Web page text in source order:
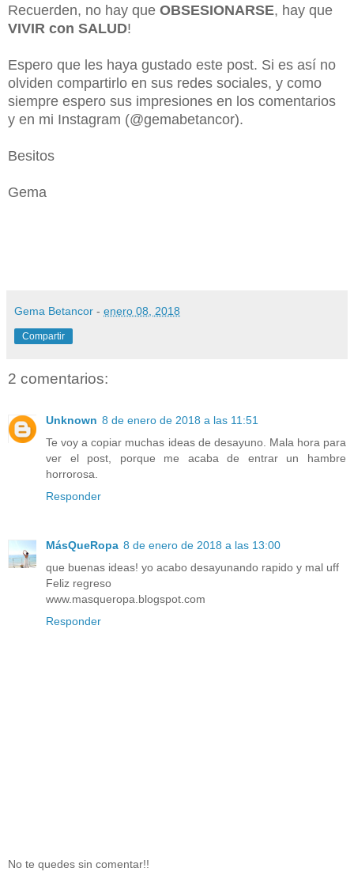
Recuerden, no hay que OBSESIONARSE, hay que
VIVIR con SALUD!
Espero que les haya gustado este post. Si es así no
olviden compartirlo en sus redes sociales, y como
siempre espero sus impresiones en los comentarios
y en mi Instagram (@gemabetancor).
Besitos
Gema
Gema Betancor - enero 08, 2018
Compartir
2 comentarios:
Unknown 8 de enero de 2018 a las 11:51
Te voy a copiar muchas ideas de desayuno. Mala hora para
ver el post, porque me acaba de entrar un hambre
horrorosa.
Responder
MásQueRopa 8 de enero de 2018 a las 13:00
que buenas ideas! yo acabo desayunando rapido y mal uff
Feliz regreso
www.masqueropa.blogspot.com
Responder
No te quedes sin comentar!!